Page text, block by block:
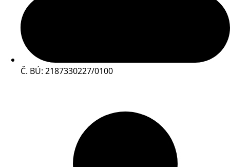
Č. BÚ: 2187330227/0100